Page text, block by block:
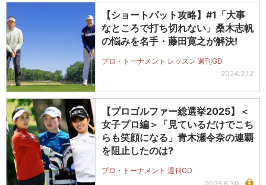
【ショートパット攻略】#1「大事
なところで打ち切れない」桑木志帆
の悩みを名手・藤田寛之が解決!
プロ・トーナメント レッスン 週刊GD
2024.2.12
【プロゴルファー総選挙2025】＜
女子プロ編＞「見ているだけでこち
らも笑顔になる」青木瀬令奈の連覇
を阻止したのは?
プロ・トーナメント 週刊GD